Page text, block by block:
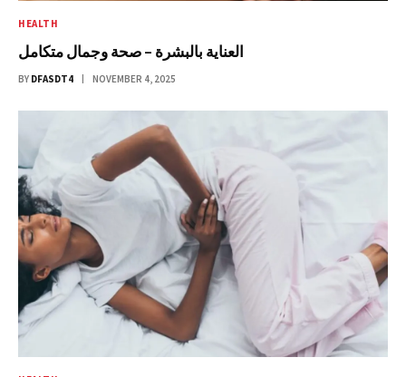
HEALTH
العناية بالبشرة – صحة وجمال متكامل
BY DFASDT4 NOVEMBER 4, 2025